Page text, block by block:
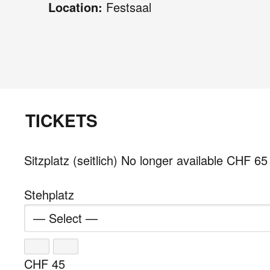
Location: Festsaal
TICKETS
Sitzplatz (seitlich) No longer available CHF 65
Stehplatz
CHF 45